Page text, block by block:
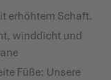
erhöhtem Schaft.
winddicht und
Füße: Unsere